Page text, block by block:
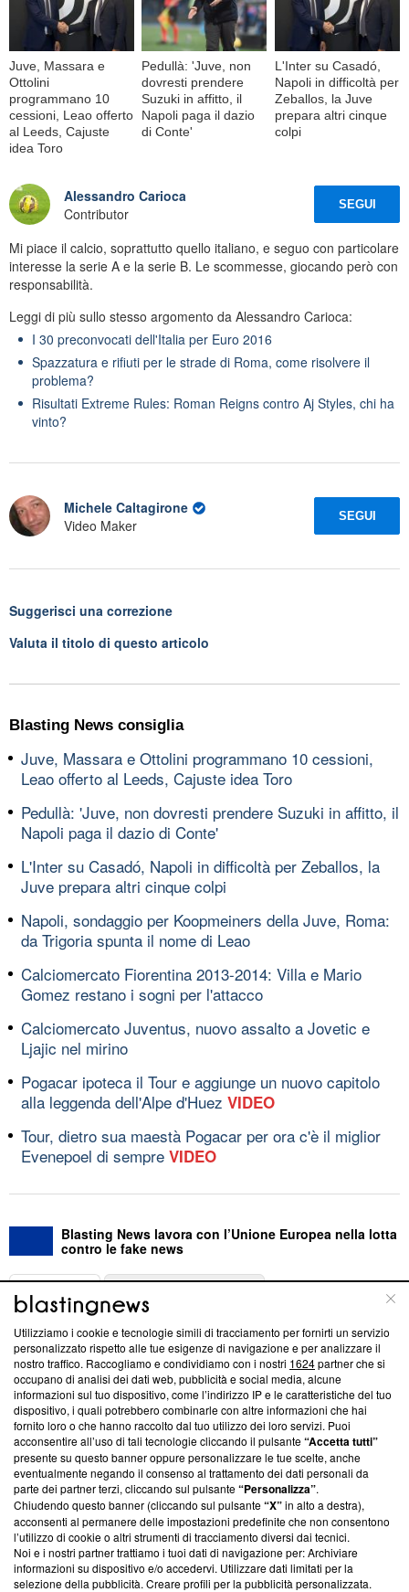
Juve, Massara e
Ottolini
programmano 10
cessioni, Leao offerto
al Leeds, Cajuste
idea Toro
Pedullà: 'Juve, non
dovresti prendere
Suzuki in affitto, il
Napoli paga il dazio
di Conte'
L'Inter su Casadó,
Napoli in difficoltà per
Zeballos, la Juve
prepara altri cinque
colpi
Alessandro Carioca
Contributor
SEGUI
Mi piace il calcio, soprattutto quello italiano, e seguo con particolare
interesse la serie A e la serie B. Le scommesse, giocando però con
responsabilità.
Leggi di più sullo stesso argomento da Alessandro Carioca:
I 30 preconvocati dell'Italia per Euro 2016
Spazzatura e rifiuti per le strade di Roma, come risolvere il
problema?
Risultati Extreme Rules: Roman Reigns contro Aj Styles, chi ha
vinto?
Michele Caltagirone
Video Maker
SEGUI
Suggerisci una correzione
Valuta il titolo di questo articolo
Blasting News consiglia
Juve, Massara e Ottolini programmano 10 cessioni,
Leao offerto al Leeds, Cajuste idea Toro
Pedullà: 'Juve, non dovresti prendere Suzuki in affitto, il
Napoli paga il dazio di Conte'
L'Inter su Casadó, Napoli in difficoltà per Zeballos, la
Juve prepara altri cinque colpi
Napoli, sondaggio per Koopmeiners della Juve, Roma:
da Trigoria spunta il nome di Leao
Calciomercato Fiorentina 2013-2014: Villa e Mario
Gomez restano i sogni per l'attacco
Calciomercato Juventus, nuovo assalto a Jovetic e
Ljajic nel mirino
Pogacar ipoteca il Tour e aggiunge un nuovo capitolo
alla leggenda dell'Alpe d'Huez VIDEO
Tour, dietro sua maestà Pogacar per ora c'è il miglior
Evenepoel di sempre VIDEO
Blasting News lavora con l’Unione Europea nella lotta
contro le fake news
ABOUT
Questa sezione offre informazioni trasparenti su Blasting
News, sui nostri processi editoriali e su come ci impegniamo a
creare news di qualità. Inoltre, afferma la nostra aderenza a
‘Trust Project - News with Integrity’Blasting News non è
ancora membro del programma, ma ha richiesto di farne
parte; Trust Project non ha ancora effettuato una verifica di
conformità agli standard.
Su di noi
Team editoriale
Corporate
Utilizziamo i cookie e tecnologie simili di tracciamento per fornirti un servizio
personalizzato rispetto alle tue esigenze di navigazione e per analizzare il
nostro traffico. Raccogliamo e condividiamo con i nostri 1624partner che si
occupano di analisi dei dati web, pubblicità e social media, alcune
informazioni sul tuo dispositivo, come l’indirizzo IP e le caratteristiche del tuo
dispositivo, i quali potrebbero combinarle con altre informazioni che hai
fornito loro o che hanno raccolto dal tuo utilizzo dei loro servizi. Puoi
acconsentire all’uso di tali tecnologie cliccando il pulsante“Accetta tutti”
presente su questo banner oppure personalizzare le tue scelte, anche
eventualmente negando il consenso al trattamento dei dati personali da
parte dei partner terzi, cliccando sul pulsante“Personalizza”.
Chiudendo questo banner (cliccando sul pulsante“X”in alto a destra),
acconsenti al permanere delle impostazioni predefinite che non consentono
l’utilizzo di cookie o altri strumenti di tracciamento diversi dai tecnici.
Noi e i nostri partner trattiamo i tuoi dati di navigazione per: Archiviare
informazioni su dispositivo e/o accedervi. Utilizzare dati limitati per la
selezione della pubblicità. Creare profili per la pubblicità personalizzata.